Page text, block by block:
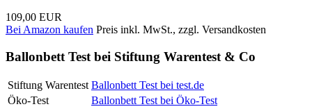
109,00 EUR
Bei Amazon kaufen Preis inkl. MwSt., zzgl. Versandkosten
Ballonbett Test bei Stiftung Warentest & Co
Stiftung Warentest Ballonbett Test bei test.de
Öko-Test
Ballonbett Test bei Öko-Test